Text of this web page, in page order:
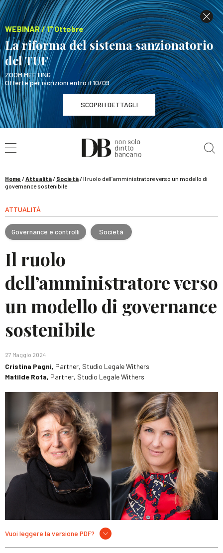
WEBINAR / 1° Ottobre
La riforma del sistema sanzionatorio
del TUF
ZOOM MEETING
Offerte per iscrizioni entro il 10/09
SCOPRI I DETTAGLI
WEBINAR / 1° Ottobre
La riforma del sistema sanzionatorio del TUF
Home /Attualità/ Società/Il ruolo dell’amministratore verso un modello di
governance sostenibile
ATTUALITÀ
Governance e controlli Società
Il ruolo
dell’amministratore verso
un modello di governance
sostenibile
27 Maggio 2024
Cristina Pagni, Partner, Studio Legale Withers
Matilde Rota, Partner, Studio Legale Withers
Vuoi leggere la versione PDF?